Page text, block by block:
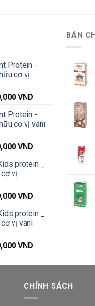
Protein -
cơ vị
VND
từ
91,000 VND
1,040,000 VND
Protein -
cơ vị vani
VND
từ
1,040,000 VND
protein _
vị
VND
từ
protein _
vị vani
VND
từ
đến
1,020,000 VND
BÁN
CHÍNH SÁCH